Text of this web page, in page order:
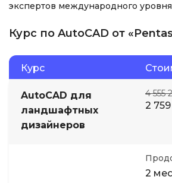
экспертов международного
Курс по AutoCAD от
Курс
AutoCAD для
ландшафтных
дизайнеров
4 555
2
2